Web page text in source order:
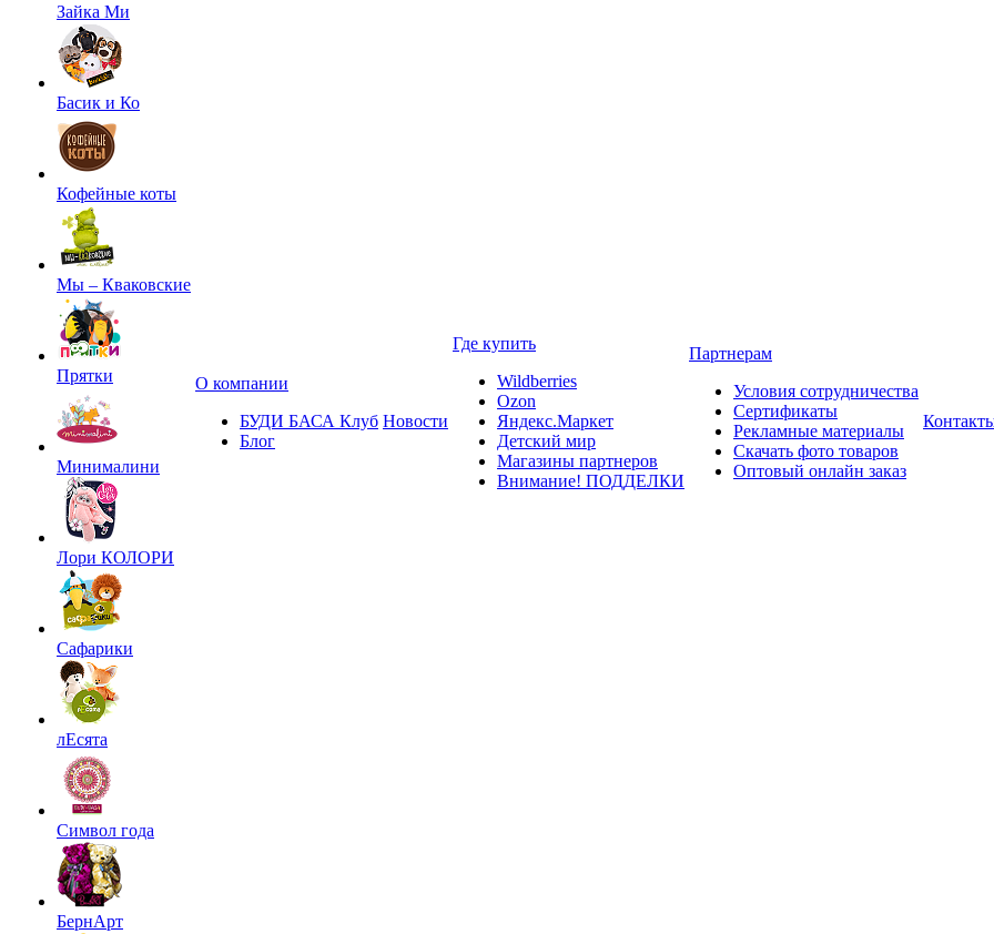
Зайка Ми
Басик и Ко
Кофейные коты
Мы – Кваковские
Прятки
Минималини
Лори КОЛОРИ
Сафарики
лЕсята
Символ года
БернАрт
О компании
БУДИ БАСА Клуб
Блог
Новости
Где купить
Wildberries
Ozon
Яндекс.Маркет
Детский мир
Магазины партнеров
Внимание! ПОДДЕЛКИ
Партнерам
Условия сотрудничества
Сертификаты
Рекламные материалы
Скачать фото товаров
Оптовый онлайн заказ